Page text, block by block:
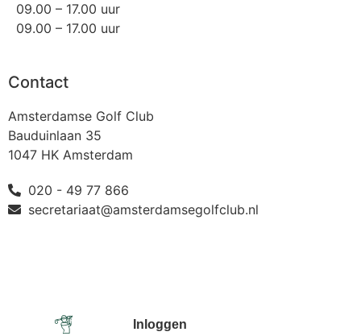
09.00 – 17.00 uur
09.00 – 17.00 uur
Contact
Amsterdamse Golf Club
Bauduinlaan 35
1047 HK Amsterdam
020 - 49 77 866
secretariaat@amsterdamsegolfclub.nl
Inloggen